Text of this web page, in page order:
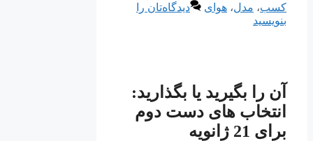
کسب، مدل، هوای
دیدگاه‌تان را
بنویسید
آن را بگیرید یا بگذارید:
انتخاب های دست دوم
برای 21 ژانویه